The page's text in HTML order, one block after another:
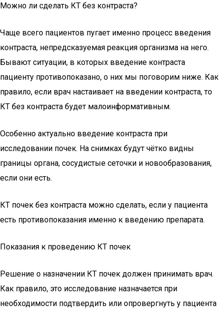
Можно ли сделать КТ без контраста?
Чаще всего пациентов пугает именно процесс введения
контраста, непредсказуемая реакция организма на него.
Бывают ситуации, в которых введение контраста
пациенту противопоказано, о них мы поговорим ниже. Как
правило, если врач настаивает на введении контраста, то
КТ без контраста будет малоинформативным.
Особенно актуально введение контраста при
исследовании почек. На снимках будут чётко видны
границы органа, сосудистые сеточки и новообразования,
если они есть.
КТ почек без контраста можно сделать, если у пациента
есть противопоказания именно к введению препарата.
Показания к проведению КТ почек
Решение о назначении КТ почек должен принимать врач.
Как правило, это исследование назначается при
необходимости подтвердить или опровергнуть у пациента